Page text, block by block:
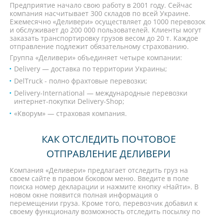
Предприятие начало свою работу в 2001 году. Сейчас
компания насчитывает 300 складов по всей Украине.
Ежемесячно «Деливери» осуществляет до 1000 перевозок
и обслуживает до 200 000 пользователей. Клиенты могут
заказать транспортировку грузов весом до 20 т. Каждое
отправление подлежит обязательному страхованию.
Группа «Деливери» объединяет четыре компании:
Delivery — доставка по территории Украины;
DelTruck - полно фрахтовые перевозки;
Delivery-International — международные перевозки
интернет-покупки Delivery-Shop;
«Кворум» — страховая компания.
КАК ОТСЛЕДИТЬ ПОЧТОВОЕ
ОТПРАВЛЕНИЕ ДЕЛИВЕРИ
Компания «Деливери» предлагает отследить груз на
своем сайте в правом боковом меню. Введите в поле
поиска номер декларации и нажмите кнопку «Найти». В
новом окне появится полная информация о
перемещении груза. Кроме того, перевозчик добавил к
своему функционалу возможность отследить посылку по